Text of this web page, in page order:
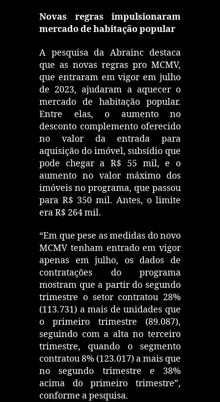
Novas regras impulsionaram
mercado de habitação popular
A pesquisa da Abrainc destaca
que as novas regras pro MCMV,
que entraram em vigor em julho
de 2023, ajudaram a aquecer o
mercado de habitação popular.
Entre elas, o aumento no
desconto complemento oferecido
no valor da entrada para
aquisição do imóvel, subsídio que
pode chegar a R$ 55 mil, e o
aumento no valor máximo dos
imóveis no programa, que passou
para R$ 350 mil. Antes, o limite
era R$ 264 mil.
“Em que pese as medidas do novo
MCMV tenham entrado em vigor
apenas em julho, os dados de
contratações do programa
mostram que a partir do segundo
trimestre o setor contratou 28%
(113.731) a mais de unidades que
o primeiro trimestre (89.087),
seguindo com a alta no terceiro
trimestre, quando o segmento
contratou 8% (123.017) a mais que
no segundo trimestre e 38%
acima do primeiro trimestre”,
conforme a pesquisa.